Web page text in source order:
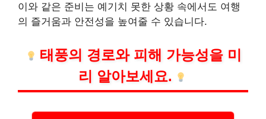
이와 같은 준비는 예기치 못한 상황 속에서도 여행
의 즐거움과 안전성을 높여줄 수 있습니다.
태풍의 경로와 피해 가능성을 미
리 알아보세요.